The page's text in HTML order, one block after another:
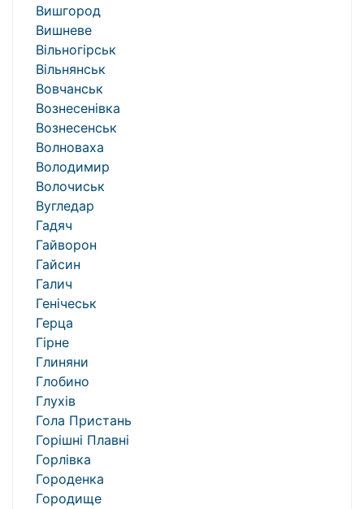
Вишгород
Вишневе
Вільногірськ
Вільнянськ
Вовчанськ
Вознесенівка
Вознесенськ
Волноваха
Володимир
Волочиськ
Вугледар
Гадяч
Гайворон
Гайсин
Галич
Генічеськ
Герца
Гірне
Глиняни
Глобино
Глухів
Гола Пристань
Горішні Плавні
Горлівка
Городенка
Городище